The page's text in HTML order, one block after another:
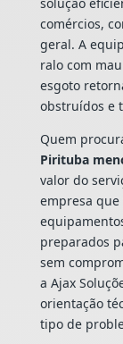
comércios,
geral. A
ralo com
esgoto
obstruídos e
Quem
Pirituba
valor do
empresa
preparados
sem
a Ajax
orientação
tipo de